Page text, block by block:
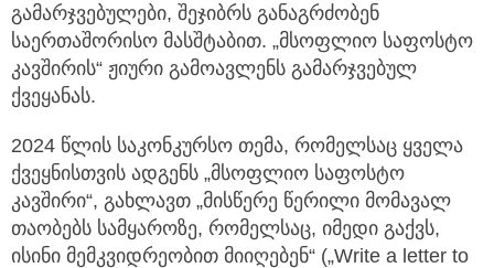
გამარჯვებულები, შეჯიბრს განაგრძობენ
საერთაშორისო მასშტაბით. „მსოფლიო საფოსტო
კავშირის“ ჟიური გამოავლენს გამარჯვებულ
ქვეყანას.
2024 წლის საკონკურსო თემა, რომელსაც ყველა
ქვეყნისთვის ადგენს „მსოფლიო საფოსტო
კავშირი“, გახლავთ „მისწერე წერილი მომავალ
თაობებს სამყაროზე, რომელსაც, იმედი გაქვს,
ისინი მემკვიდრეობით მიიღებენ“ („Write a letter to